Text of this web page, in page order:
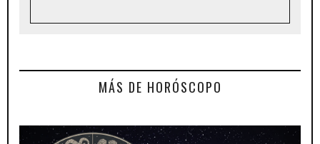
MÁS DE HORÓSCOPO